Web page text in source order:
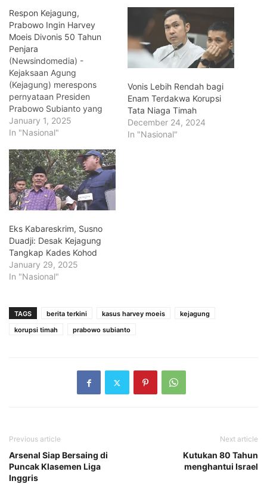
Respon Kejagung,
Prabowo Ingin Harvey
Moeis Divonis 50 Tahun
Penjara
(Newsindomedia) -
Kejaksaan Agung
(Kejagung) merespons
pernyataan Presiden
Prabowo Subianto yang
meminta pengajuan
banding atas vonis 6,5
Harvey Moeis, terpidana
kasus korupsi komoditas
timah. Presiden Prabowo
menilai hukuman tersebut
terlalu ringan mengingat
ditimbulkan mencapai
ratusan triliun rupiah.
Kepala Pusat Penerangan
Hukum Kejagung, Harli
Siregar, menyatakan…
January 1, 2025
In "Nasional"
Vonis Lebih Rendah bagi
Enam Terdakwa Korupsi
Tata Niaga Timah
December 24, 2024
In "Nasional"
Eks Kabareskrim, Susno
Duadji: Desak Kejagung
Tangkap Kades Kohod
January 29, 2025
In "Nasional"
TAGS berita terkini kasus harvey moeis
kejagung
korupsi timah
prabowo subianto
Previous article
Arsenal Siap Bersaing di
Puncak Klasemen Liga
Inggris
Next article
Kutukan 80 Tahun
menghantui Israel